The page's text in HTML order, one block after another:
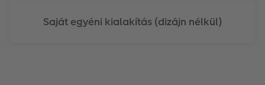
Saját egyéni kialakítás (dizájn nélkül)